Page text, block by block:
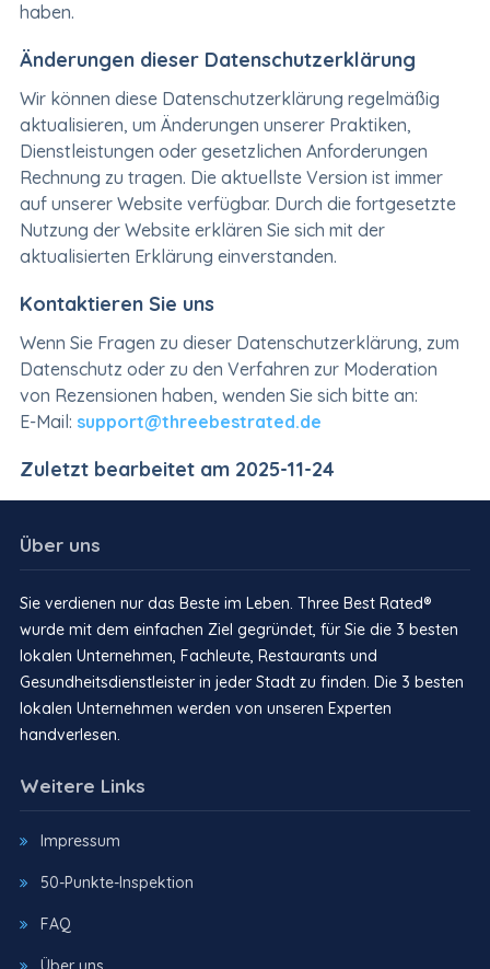
haben.
Änderungen dieser Datenschutzerklärung
Wir können diese Datenschutzerklärung regelmäßig
aktualisieren, um Änderungen unserer Praktiken,
Dienstleistungen oder gesetzlichen Anforderungen
Rechnung zu tragen. Die aktuellste Version ist immer
auf unserer Website verfügbar. Durch die fortgesetzte
Nutzung der Website erklären Sie sich mit der
aktualisierten Erklärung einverstanden.
Kontaktieren Sie uns
Wenn Sie Fragen zu dieser Datenschutzerklärung, zum
Datenschutz oder zu den Verfahren zur Moderation
von Rezensionen haben, wenden Sie sich bitte an:
E-Mail: support@threebestrated.de
Zuletzt bearbeitet am 2025-11-24
Über uns
Sie verdienen nur das Beste im Leben. Three Best Rated®
wurde mit dem einfachen Ziel gegründet, für Sie die 3 besten
lokalen Unternehmen, Fachleute, Restaurants und
Gesundheitsdienstleister in jeder Stadt zu finden. Die 3 besten
lokalen Unternehmen werden von unseren Experten
handverlesen.
Weitere Links
Impressum
50-Punkte-Inspektion
FAQ